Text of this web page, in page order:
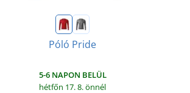
Póló Pride
5-6 NAPON BELÜL
hétfőn 17. 8.önnél